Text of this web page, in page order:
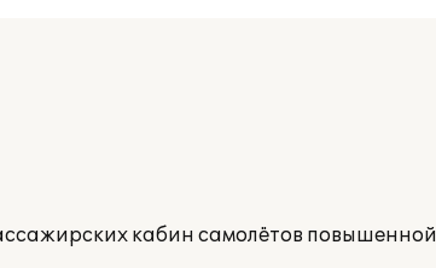
кабин самолётов повышенной